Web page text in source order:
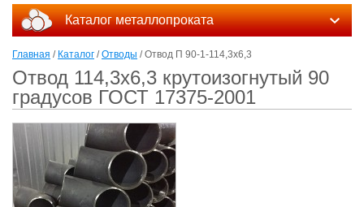
Каталог металлопроката
Главная / Каталог /Отводы / Отвод П 90-1-114,3x6,3
Отвод 114,3x6,3 крутоизогнутый 90
градусов ГОСТ 17375-2001